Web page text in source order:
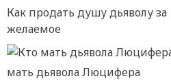
Как продать душу дьяволу за
желаемое
мать дьявола Люцифера